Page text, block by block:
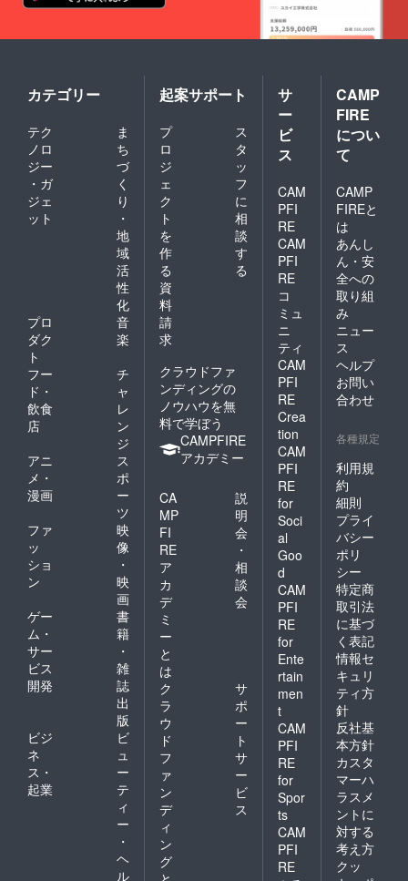
カテゴリー
テク
ノロ
ジー
・ガ
ジェ
ット
ま
ち
づ
く
り
・
地
域
活
性
化
プロ
ダク
ト
音
楽
フー
ド・
飲食
店
チ
ャ
レ
ン
ジ
アニ
メ・
漫画
ス
ポ
ー
ツ
ファ
ッ
ショ
ン
映
像
・
映
画
ゲー
ム・
サー
ビス
開発
書
籍
・
雑
誌
出
版
ビジ
ネ
ス・
起業
ビ
ュ
ー
テ
ィ
ー
・
ヘ
ル
起案サポート
プ
ロ
ジ
ェ
ク
ト
を
作
る
ス
タ
ッ
フ
に
相
談
す
る
資
料
請
求
クラウドファ
ンディングの
ノウハウを無
料で学ぼう
CAMPFIRE
アカデミー
CA
MP
FI
RE
ア
カ
デ
ミ
ー
と
は
説
明
会
・
相
談
会
ク
ラ
ウ
ド
フ
ァ
ン
デ
ィ
ン
グ
サ
ポ
ー
ト
サ
ー
ビ
ス
サ
ー
ビ
ス
CAM
PFI
RE
CAM
PFI
RE
コ
ミュ
ニ
ティ
CAM
PFI
RE
Crea
tion
CAM
PFI
RE
for
Soci
al
Goo
d
CAM
PFI
RE
for
Ente
rtain
men
t
CAM
PFI
RE
for
Spor
ts
CAM
PFI
RE
CAMP
FIRE
につい
て
CAMP
FIREと
は
あんし
ん・安
全への
取り組
み
ニュー
ス
ヘルプ
お問い
合わせ
各種規定
利用規
約
細則
プライ
バシー
ポリ
シー
特定商
取引法
に基づ
く表記
情報セ
キュリ
ティ方
針
反社基
本方針
カスタ
マーハ
ラスメ
ントに
対する
考え方
クッ